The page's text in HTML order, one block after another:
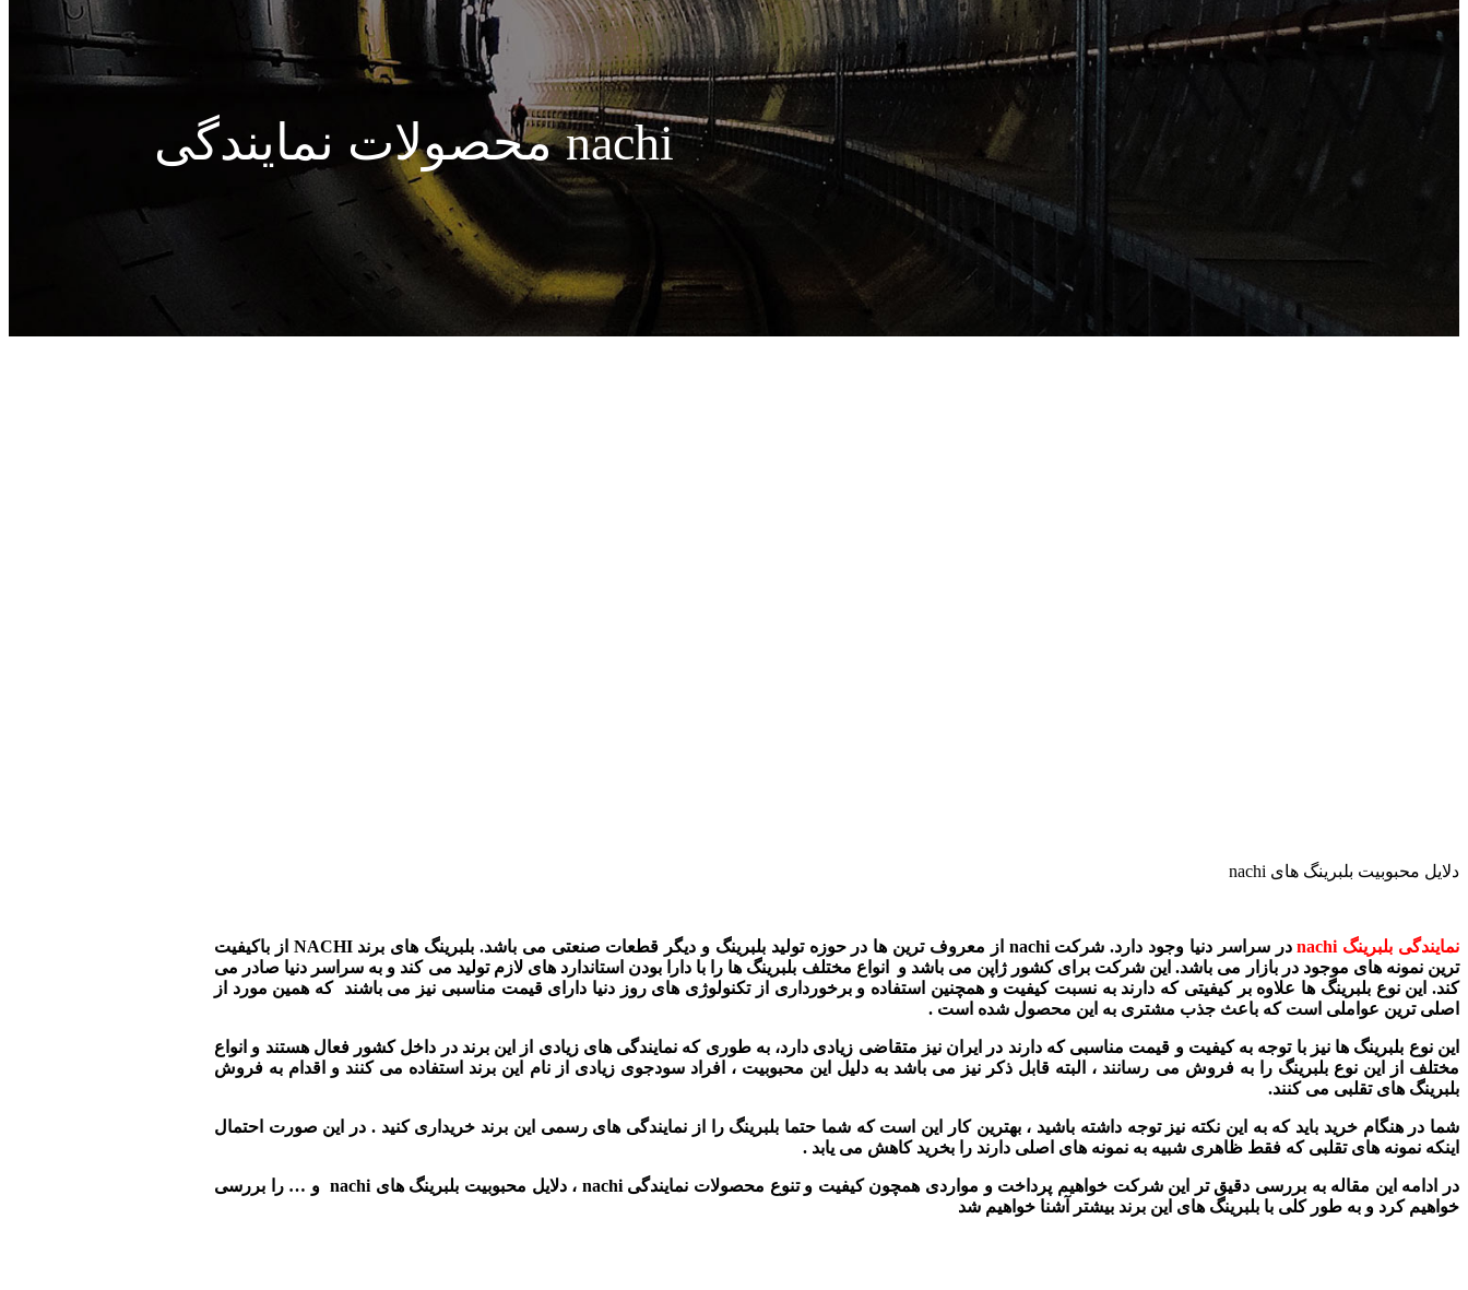
محصولات نمایندگی nachi
دلایل محبوبیت بلبرینگ های nachi
نمایندگی بلبرینگ nachi
در سراسر دنیا وجود دارد. شرکت nachi از معروف ترین ها در حوزه تولید بلبرینگ و دیگر قطعات صنعتی می باشد. بلبرینگ های برند NACHI از باکیفیت
ترین نمونه های موجود در بازار می باشد. این شرکت برای کشور ژاپن می باشد و انواع مختلف بلبرینگ ها را با دارا بودن استاندارد های لازم تولید می کند و به سراسر دنیا صادر می
کند. این نوع بلبرینگ ها علاوه بر کیفیتی که دارند به نسبت کیفیت و همچنین استفاده و برخورداری از تکنولوژی های روز دنیا دارای قیمت مناسبی نیز می باشند که همین مورد از
اصلی ترین عواملی است که باعث جذب مشتری به این محصول شده است .
این نوع بلبرینگ ها نیز با توجه به کیفیت و قیمت مناسبی که دارند در ایران نیز متقاضی زیادی دارد، به طوری که نمایندگی های زیادی از این برند در داخل کشور فعال هستند و انواع
مختلف از این نوع بلبرینگ را به فروش می رسانند ، البته قابل ذکر نیز می باشد به دلیل این محبوبیت ، افراد سودجوی زیادی از نام این برند استفاده می کنند و اقدام به فروش
بلبرینگ های تقلبی می کنند.
شما در هنگام خرید باید که به این نکته نیز توجه داشته باشید ، بهترین کار این است که شما حتما بلبرینگ را از نمایندگی های رسمی این برند خریداری کنید . در این صورت احتمال
اینکه نمونه های تقلبی که فقط ظاهری شبیه به نمونه های اصلی دارند را بخرید کاهش می یابد .
در ادامه این مقاله به بررسی دقیق تر این شرکت خواهیم پرداخت و مواردی همچون کیفیت و تنوع محصولات نمایندگی nachi ، دلایل محبوبیت بلبرینگ های nachi و … را بررسی
خواهیم کرد و به طور کلی با بلبرینگ های این برند بیشتر آشنا خواهیم شد